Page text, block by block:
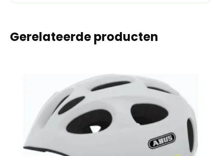
Gerelateerde producten